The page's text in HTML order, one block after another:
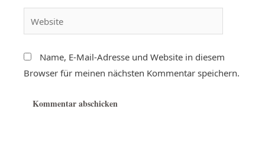
Name, E-Mail-Adresse und Website in diesem
Browser für meinen nächsten Kommentar speichern.